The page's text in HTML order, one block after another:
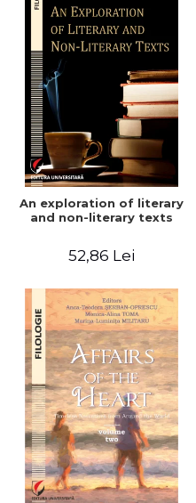
An exploration of literary
and non-literary texts
52,86 Lei